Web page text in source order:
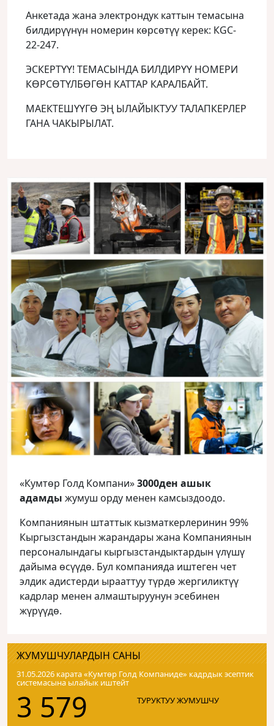
Анкетада жана электрондук каттын темасына
билдирүүнүн номерин көрсөтүү керек: КGC-
22-247.
ЭСКЕРТҮҮ! ТЕМАСЫНДА БИЛДИРҮҮ НОМЕРИ
КӨРСӨТҮЛБӨГӨН КАТТАР КАРАЛБАЙТ.
МАЕКТЕШҮҮГӨ ЭҢ ЫЛАЙЫКТУУ ТАЛАПКЕРЛЕР
ГАНА ЧАКЫРЫЛАТ.
«Кумтөр Голд Компани»3000ден ашык
адамды жумуш орду менен камсыздоодо.
Компаниянын штаттык кызматкерлеринин 99%
Кыргызстандын жарандары жана Компаниянын
персоналындагы кыргызстандыктардын үлүшү
дайыма өсүүдө. Бул компанияда иштеген чет
элдик адистерди ырааттуу түрдө жергиликтүү
кадрлар менен алмаштыруунун эсебинен
жүрүүдө.
ЖУМУШЧУЛАРДЫН САНЫ
31.05.2026 карата «Кумтɵр Голд Компаниде» кадрдык эсептик
системасына ылайык иштейт
3 579 ТУРУКТУУ ЖУМУШЧУ